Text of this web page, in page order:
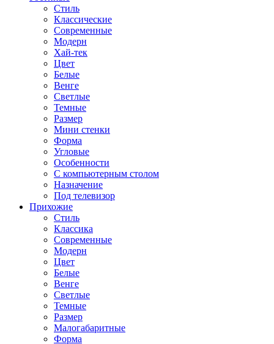
Стиль
Классические
Современные
Модерн
Хай-тек
Цвет
Белые
Венге
Светлые
Темные
Размер
Мини стенки
Форма
Угловые
Особенности
С компьютерным столом
Назначение
Под телевизор
Прихожие
Стиль
Классика
Современные
Модерн
Цвет
Белые
Венге
Светлые
Темные
Размер
Малогабаритные
Форма